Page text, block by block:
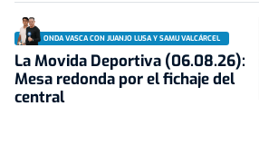
ONDA VASCA CON JUANJO LUSA Y SAMU VALCÁRCEL
La Movida Deportiva (06.08.26):
Mesa redonda por el fichaje del
central